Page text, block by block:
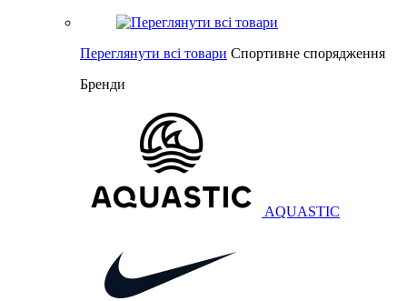
Переглянути всі товари Спортивне спорядження
Бренди
AQUASTIC